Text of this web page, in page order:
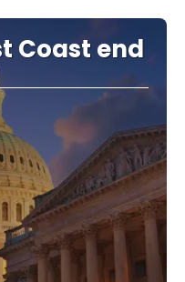
Coast end